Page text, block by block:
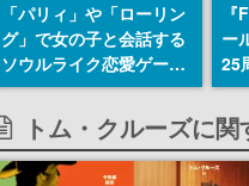
「パリィ」や「ローリン
グ」で女の子と会話する
ソウルライク恋愛ゲーム
『小早川さんはソウルラ
イク』無料公開。返事に
失敗すると「YOU
DIED」
ー
25
幻
報
トム・クルーズに